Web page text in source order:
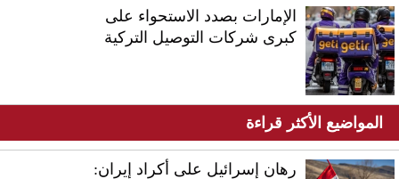
الإمارات بصدد الاستحواء على
كبرى شركات التوصيل التركية
المواضيع الأكثر قراءة
رهان إسرائيل على أكراد إيران: